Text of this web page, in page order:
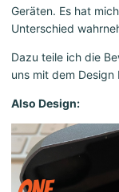
Geräten. Es hat
Unterschied
Dazu teile ich die
uns mit dem Design
Also Design: